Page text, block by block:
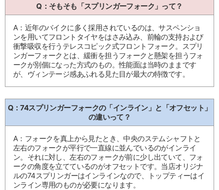
Q：そもそも「スプリンガーフォーク」って？
A：近年のバイクに多く採用されているのは、サスペンショ
ンを用いてフロントタイヤをはさみ込み、前輪の支持および
衝撃吸収を行うテレスコピック式フロントフォーク。スプリ
ンガーフォークとは、緩衝を担うフォークと懸架を担うフォ
ークが別個になった方式のもの。性能面は当時のままです
が、ヴィンテージ感あふれる見た目が最大の特徴です。
Q：74スプリンガーフォークの「インライン」と「オフセット」
の違いって？
A：フォークを真上から見たとき、中央のステムシャフトと
左右のフォークが平行で一直線に並んでいるのがインライ
ン。それに対し、左右のフォークが前に少し出ていて、フォ
ークの角度を立てているのがオフセットです。当店オリジナ
ルの74スプリンガーはインラインなので、トップティーはイ
ンライン専用のものが必要になります。